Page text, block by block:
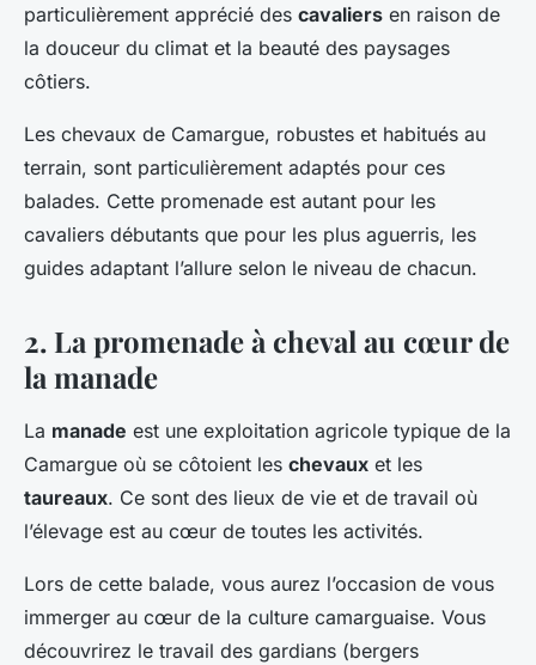
particulièrement apprécié des cavaliers en raison de
la douceur du climat et la beauté des paysages
côtiers.
Les chevaux de Camargue, robustes et habitués au
terrain, sont particulièrement adaptés pour ces
balades. Cette promenade est autant pour les
cavaliers débutants que pour les plus aguerris, les
guides adaptant l’allure selon le niveau de chacun.
2. La promenade à cheval au cœur de
la manade
La manade est une exploitation agricole typique de la
Camargue où se côtoient les chevaux et les
taureaux. Ce sont des lieux de vie et de travail où
l’élevage est au cœur de toutes les activités.
Lors de cette balade, vous aurez l’occasion de vous
immerger au cœur de la culture camarguaise. Vous
découvrirez le travail des gardians (bergers